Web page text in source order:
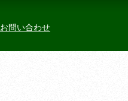
お問い合わせ